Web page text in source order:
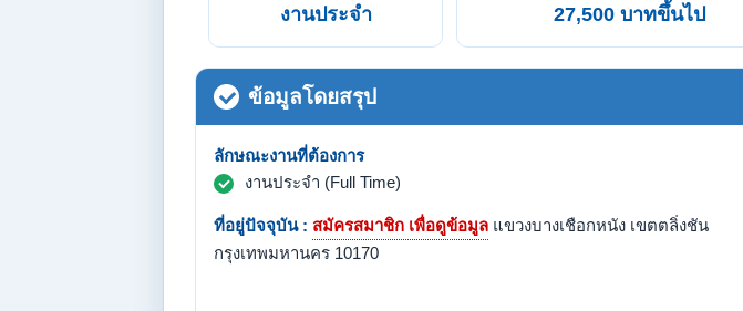
งานประจำ 27,500 บาทขึ้นไป
ข้อมูลโดยสรุป
ลักษณะงานที่ต้องการ
งานประจำ (Full Time)
ที่อยู่ปัจจุบัน : สมัครสมาชิก เพื่อดูข้อมูล แขวงบางเชือกหนัง เขตตลิ่งชัน
กรุงเทพมหานคร 10170